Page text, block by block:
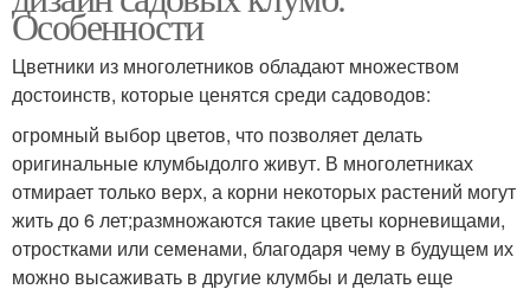
Особенности
Цветники из многолетников обладают множеством
достоинств, которые ценятся среди садоводов:
огромный выбор цветов, что позволяет делать
оригинальные клумбыдолго живут. В многолетниках
отмирает только верх, а корни некоторых растений могут
жить до 6 лет;размножаются такие цветы корневищами,
отростками или семенами, благодаря чему в будущем их
можно высаживать в другие клумбы и делать еще